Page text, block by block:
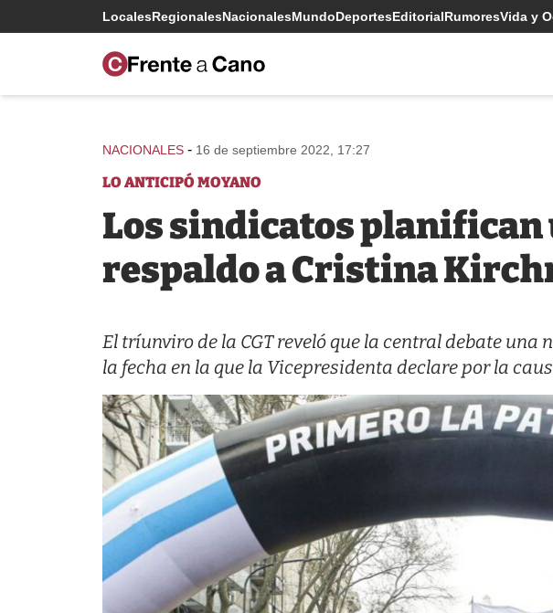
LocalesRegionalesNacionalesMundoDeportesEditorialRumoresVida y
NACIONALES - 16 de septiembre 2022, 17:27
LO ANTICIPÓ MOYANO
Los sindicatos
respaldo a Cristina
El tríunviro de la CGT reveló que la central debate
la fecha en la que la Vicepresidenta declare por la